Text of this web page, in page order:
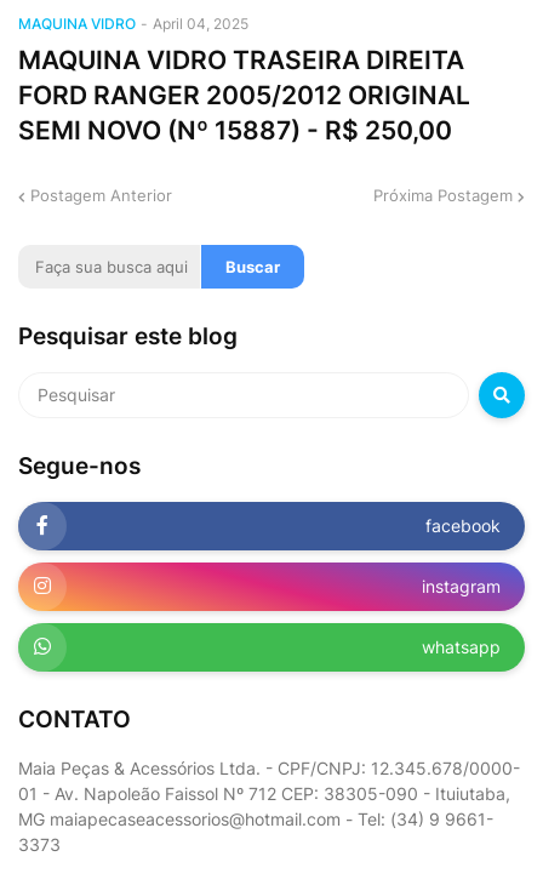
MAQUINA VIDRO - April 04, 2025
MAQUINA VIDRO TRASEIRA DIREITA
FORD RANGER 2005/2012 ORIGINAL
SEMI NOVO (Nº 15887) - R$ 250,00
Postagem Anterior Próxima Postagem
Pesquisar este blog
Segue-nos
facebook
instagram
whatsapp
CONTATO
Maia Peças & Acessórios Ltda. - CPF/CNPJ: 12.345.678/0000-
01 - Av. Napoleão Faissol Nº 712 CEP: 38305-090 - Ituiutaba,
MG maiapecaseacessorios@hotmail.com - Tel: (34) 9 9661-
3373